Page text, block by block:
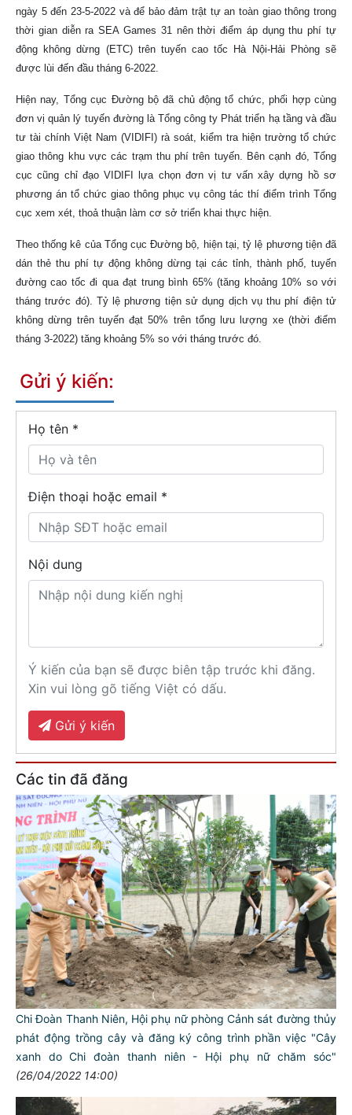
ngày 5 đến 23-5-2022 và để bảo đảm trật tự an toàn giao thông trong
thời gian diễn ra SEA Games 31 nên thời điểm áp dụng thu phí tự
động không dừng (ETC) trên tuyến cao tốc Hà Nội-Hải Phòng sẽ
được lùi đến đầu tháng 6-2022.
Hiện nay, Tổng cục Đường bộ đã chủ động tổ chức, phối hợp cùng
đơn vị quản lý tuyến đường là Tổng công ty Phát triển hạ tầng và đầu
tư tài chính Việt Nam (VIDIFI) rà soát, kiểm tra hiện trường tổ chức
giao thông khu vực các trạm thu phí trên tuyến. Bên cạnh đó, Tổng
cục cũng chỉ đạo VIDIFI lựa chọn đơn vị tư vấn xây dựng hồ sơ
phương án tổ chức giao thông phục vụ công tác thí điểm trình Tổng
cục xem xét, thoả thuận làm cơ sở triển khai thực hiện.
Theo thống kê của Tổng cục Đường bộ, hiện tại, tỷ lệ phương tiện đã
dán thẻ thu phí tự động không dừng tại các tỉnh, thành phố, tuyến
đường cao tốc đi qua đạt trung bình 65% (tăng khoảng 10% so với
tháng trước đó). Tỷ lệ phương tiện sử dụng dịch vụ thu phí điện tử
không dừng trên tuyến đạt 50% trên tổng lưu lượng xe (thời điểm
tháng 3-2022) tăng khoảng 5% so với tháng trước đó.
Gửi ý kiến:
Họ tên *
Điện thoại hoặc email *
Nội dung
Ý kiến của bạn sẽ được biên tập trước khi đăng.
Xin vui lòng gõ tiếng Việt có dấu.
Gửi ý kiến
Các tin đã đăng
Chi Đoàn Thanh Niên, Hội phụ nữ phòng Cảnh sát đường thủy
phát động trồng cây và đăng ký công trình phần việc "Cây
xanh do Chi đoàn thanh niên - Hội phụ nữ chăm sóc"
(26/04/2022 14:00)